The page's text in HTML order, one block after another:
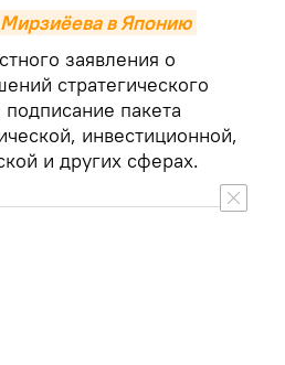
в Японию
заявления о
стратегического
пакета
инвестиционной,
и других сферах.